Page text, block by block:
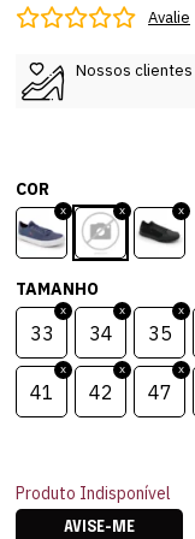
Avalie
Nossos
COR
TAMANHO
33 34 35
41 42 47
Produto Indisponível
AVISE-ME